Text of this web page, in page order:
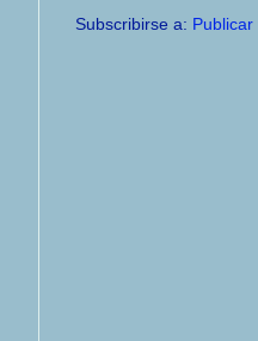
Subscribirse a: